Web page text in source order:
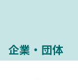
企業・団体